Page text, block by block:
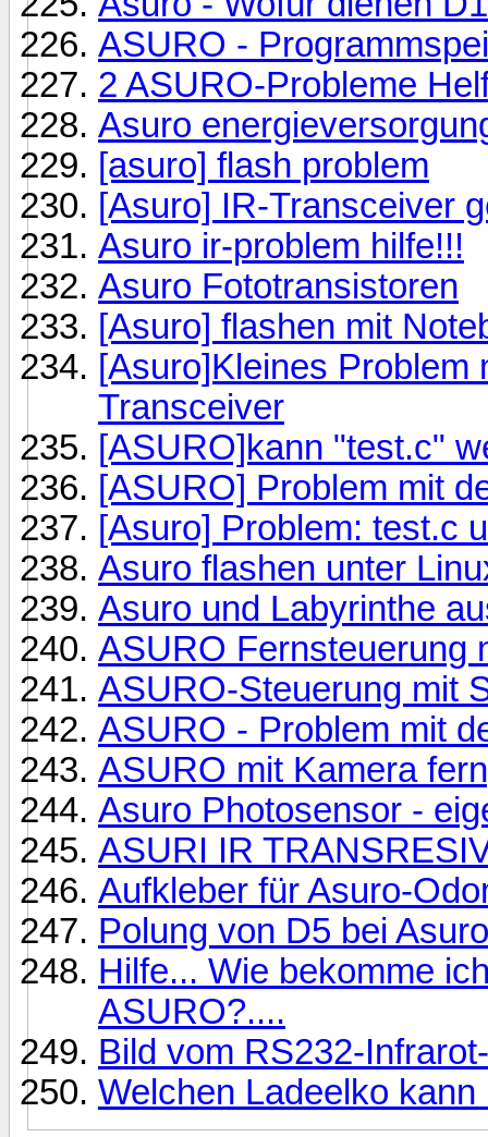
ASURO -
2 ASURO-Probleme
Asuro
[asuro] flash problem
[Asuro] IR-Transceiver
Asuro ir-problem hilfe!!!
Asuro Fototransistoren
[Asuro] flashen mit
[Asuro]Kleines
Transceiver
[ASURO]kann "test.c"
[ASURO] Problem mit
[Asuro] Problem: test.c
Asuro flashen unter
Asuro und Labyrinthe
ASURO Fernsteuerung
ASURO-Steuerung mit
ASURO - Problem mit
ASURO mit Kamera
Asuro Photosensor -
ASURI IR
Aufkleber für Asuro-
Polung von D5 bei Asuro
Hilfe... Wie bekomme
ASURO?....
Bild vom RS232-
Welchen Ladeelko